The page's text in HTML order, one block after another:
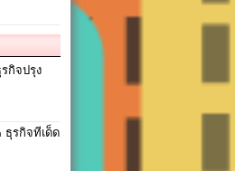
กิจปรุง
ธุรกิจทีเด็ด